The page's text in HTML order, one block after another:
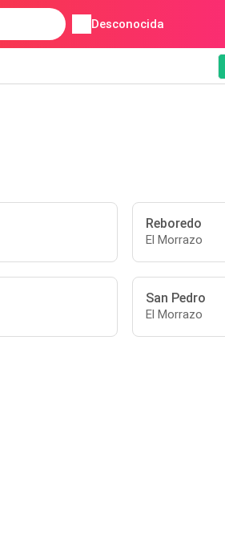
Desconocida
Reboredo
El Morrazo
San Pedro
El Morrazo